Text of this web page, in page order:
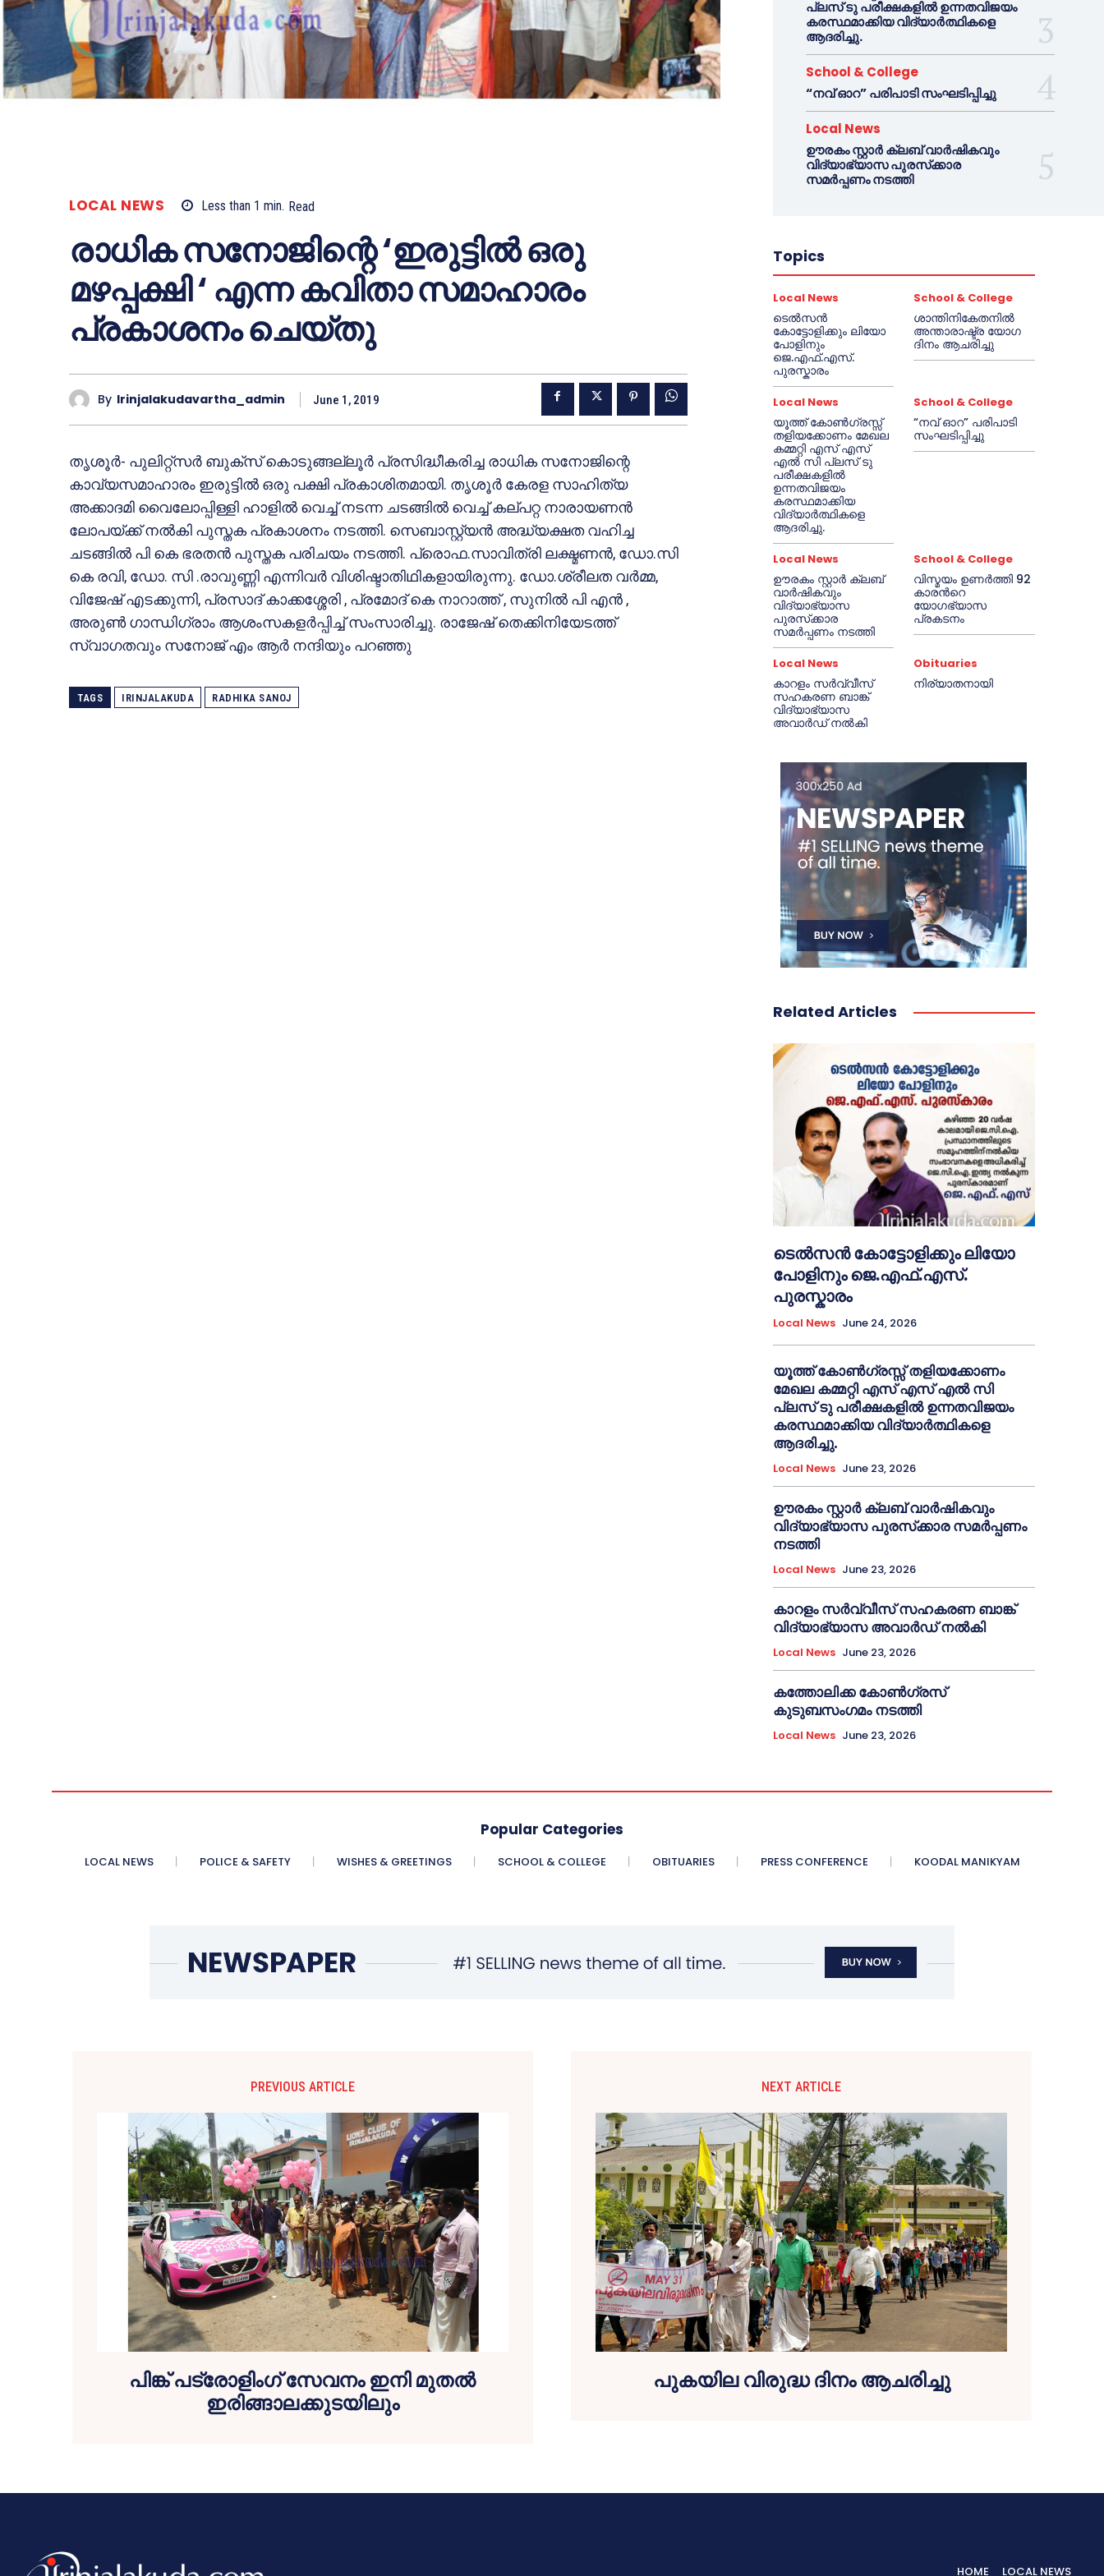
LOCAL NEWS Less than 1 min. Read
രാധിക സനോജിന്റെ ‘ഇരുട്ടില്‍ ഒരു
മഴപ്പക്ഷി ‘ എന്ന കവിതാ സമാഹാരം
പ്രകാശനം ചെയ്തു
By Irinjalakudavartha_admin June 1, 2019
തൃശൂര്‍- പുലിറ്റ്‌സര്‍ ബുക്‌സ് കൊടുങ്ങല്ലൂര്‍ പ്രസിദ്ധീകരിച്ച രാധിക സനോജിന്റെ
കാവ്യസമാഹാരം ഇരുട്ടില്‍ ഒരു പക്ഷി പ്രകാശിതമായി. തൃശൂര്‍ കേരള സാഹിത്യ
അക്കാദമി വൈലോപ്പിള്ളി ഹാളില്‍ വെച്ച് നടന്ന ചടങ്ങില്‍ വെച്ച് കല്പറ്റ നാരായണന്‍
ലോപയ്ക്ക് നല്‍കി പുസ്തക പ്രകാശനം നടത്തി. സെബാസ്റ്റ്യന്‍ അദ്ധ്യക്ഷത വഹിച്ച
ചടങ്ങില്‍ പി കെ ഭരതന്‍ പുസ്തക പരിചയം നടത്തി. പ്രൊഫ.സാവിത്രി ലക്ഷ്മണന്‍, ഡോ.സി
കെ രവി, ഡോ. സി .രാവുണ്ണി എന്നിവര്‍ വിശിഷ്ടാതിഥികളായിരുന്നു. ഡോ.ശ്രീലത വര്‍മ്മ,
വിജേഷ് എടക്കുന്നി, പ്രസാദ് കാക്കശ്ശേരി , പ്രമോദ് കെ നാറാത്ത് , സുനില്‍ പി എന്‍ ,
അരുണ്‍ ഗാന്ധിഗ്രാം ആശംസകളര്‍പ്പിച്ച് സംസാരിച്ചു. രാജേഷ് തെക്കിനിയേടത്ത്
സ്വാഗതവും സനോജ് എം ആര്‍ നന്ദിയും പറഞ്ഞു
TAGS IRINJALAKUDA RADHIKA SANOJ
പ്ലസ് ടു പരീക്ഷകളിൽ ഉന്നതവിജയം
കരസ്ഥമാക്കിയ വിദ്യാർത്ഥികളെ
ആദരിച്ചു.
School & College
“നവ് ഓറ” പരിപാടി സംഘടിപ്പിച്ചു
Local News
ഊരകം സ്റ്റാർ ക്ലബ് വാർഷികവും
വിദ്യാഭ്യാസ പുരസ്‌ക്കാര
സമർപ്പണം നടത്തി
Topics
Local News
ടെൽസൻ
കോട്ടോളിക്കും ലിയോ
പോളിനും
ജെ.എഫ്.എസ്.
പുരസ്കാരം
School & College
ശാന്തിനികേതനിൽ
അന്താരാഷ്ട്ര യോഗ
ദിനം ആചരിച്ചു
Local News
യൂത്ത് കോൺഗ്രസ്സ്
തളിയക്കോണം മേഖല
കമ്മറ്റി എസ് എസ്
എൽ സി പ്ലസ് ടു
പരീക്ഷകളിൽ
ഉന്നതവിജയം
കരസ്ഥമാക്കിയ
വിദ്യാർത്ഥികളെ
ആദരിച്ചു.
School & College
“നവ് ഓറ” പരിപാടി
സംഘടിപ്പിച്ചു
Local News
ഊരകം സ്റ്റാർ ക്ലബ്
വാർഷികവും
വിദ്യാഭ്യാസ
പുരസ്‌ക്കാര
സമർപ്പണം നടത്തി
School & College
വിസ്മയം ഉണർത്തി 92
കാരൻറെ
യോഗഭ്യാസ
പ്രകടനം
Local News
കാറളം സർവ്വീസ്
സഹകരണ ബാങ്ക്
വിദ്യാഭ്യാസ
അവാർഡ് നൽകി
Obituaries
നിര്യാതനായി
Related Articles
ടെൽസൻ കോട്ടോളിക്കും ലിയോ
പോളിനും ജെ.എഫ്.എസ്.
പുരസ്കാരം
Local News June 24, 2026
യൂത്ത് കോൺഗ്രസ്സ് തളിയക്കോണം
മേഖല കമ്മറ്റി എസ് എസ് എൽ സി
പ്ലസ് ടു പരീക്ഷകളിൽ ഉന്നതവിജയം
കരസ്ഥമാക്കിയ വിദ്യാർത്ഥികളെ
ആദരിച്ചു.
Local News June 23, 2026
ഊരകം സ്റ്റാർ ക്ലബ് വാർഷികവും
വിദ്യാഭ്യാസ പുരസ്‌ക്കാര സമർപ്പണം
നടത്തി
Local News June 23, 2026
കാറളം സർവ്വീസ് സഹകരണ ബാങ്ക്
വിദ്യാഭ്യാസ അവാർഡ് നൽകി
Local News June 23, 2026
കത്തോലിക്ക കോൺഗ്രസ്
കുടുബസംഗമം നടത്തി
Local News June 23, 2026
Popular Categories
LOCAL NEWS POLICE & SAFETY WISHES & GREETINGS SCHOOL & COLLEGE OBITUARIES PRESS CONFERENCE KOODAL MANIKYAM
PREVIOUS ARTICLE
പിങ്ക് പട്രോളിംഗ് സേവനം ഇനി മുതല്‍
ഇരിങ്ങാലക്കുടയിലും
NEXT ARTICLE
പുകയില വിരുദ്ധ ദിനം ആചരിച്ചു
HOME LOCAL NEWS